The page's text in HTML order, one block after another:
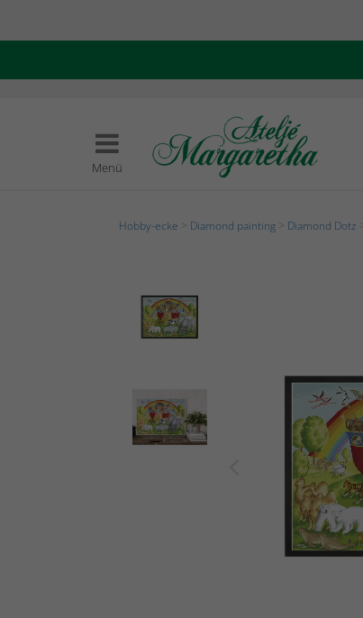
Menü
Hobby-ecke Diamond painting Diamond Dotz